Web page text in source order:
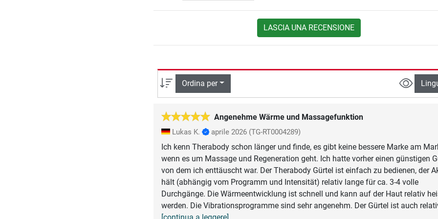
LASCIA UNA RECENSIONE
Ordina per
Angenehme Wärme und Massagefunktion
Lukas K. aprile 2026 (TG-RT0004289)
Ich kenn Therabody schon länger und finde, es gibt keine bessere Marke am
wenn es um Massage und Regeneration geht. Ich hatte vorher einen günstigen
von dem ich enttäuscht war. Der Therabody Gürtel ist einfach zu bedienen, der
hält (abhängig vom Programm und Intensität) relativ lange für ca. 3-4 volle
Durchgänge. Die Wärmeentwicklung ist schnell und kann auf der Haut relativ
werden. Die Vibrationsprogramme sind sehr angenehm. Der Gürtel ist auch